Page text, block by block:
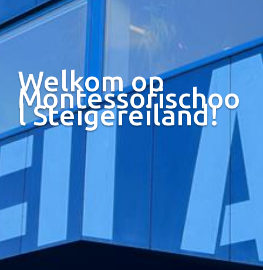
Welkom op
Montessorischoo
l Steigereiland!